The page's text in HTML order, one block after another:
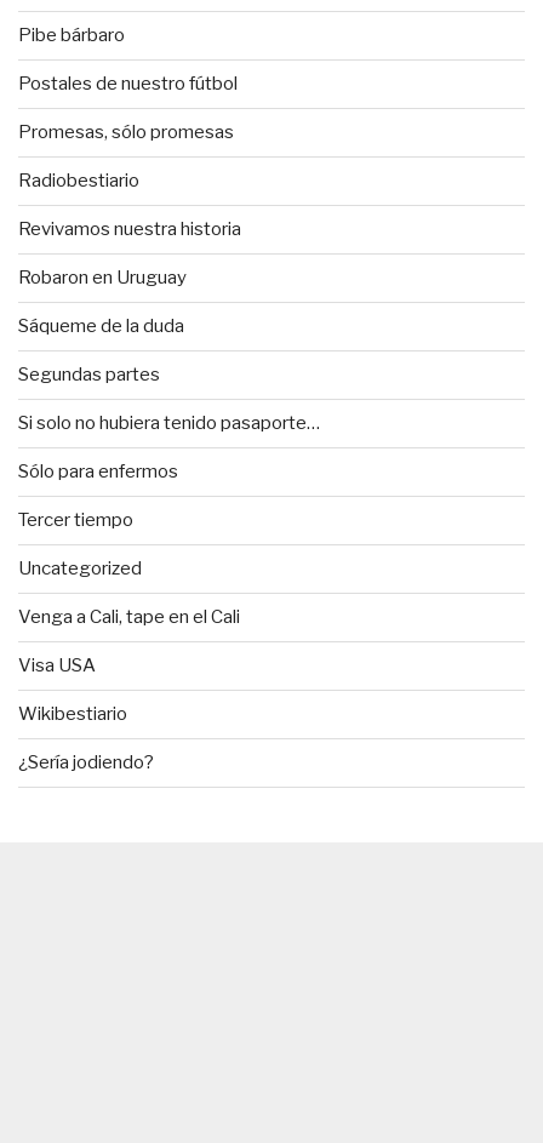
Pibe bárbaro
Postales de nuestro fútbol
Promesas, sólo promesas
Radiobestiario
Revivamos nuestra historia
Robaron en Uruguay
Sáqueme de la duda
Segundas partes
Si solo no hubiera tenido pasaporte…
Sólo para enfermos
Tercer tiempo
Uncategorized
Venga a Cali, tape en el Cali
Visa USA
Wikibestiario
¿Sería jodiendo?